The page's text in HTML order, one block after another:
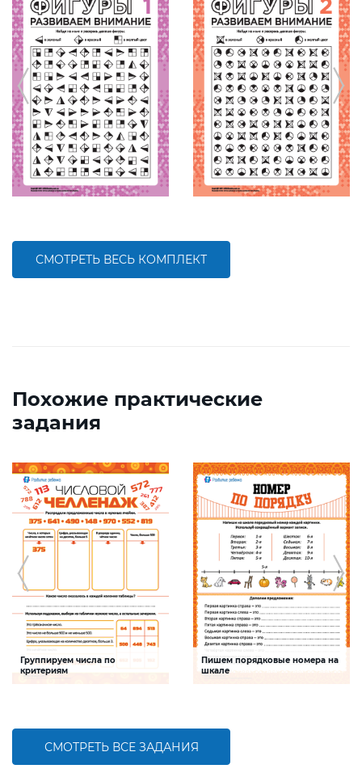
СМОТРЕТЬ ВЕСЬ КОМПЛЕКТ
Похожие практические
задания
Группируем числа по
критериям
Пишем порядковые номера на
шкале
работать с числами первого десятка
СМОТРЕТЬ ВСЕ ЗАДАНИЯ